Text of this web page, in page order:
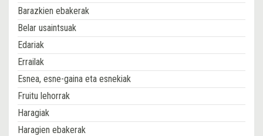
Barazkien ebakerak
Belar usaintsuak
Edariak
Errailak
Esnea, esne-gaina eta esnekiak
Fruitu lehorrak
Haragiak
Haragien ebakerak